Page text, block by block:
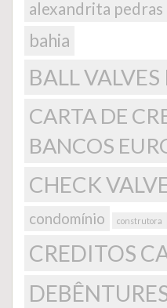
alexandrita pedras
bahia
BALL
CARTA DE
BANCOS
CHECK
condomínio construtora
CREDITOS